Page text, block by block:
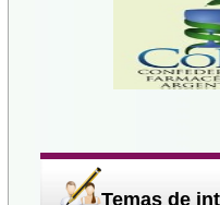
Temas de